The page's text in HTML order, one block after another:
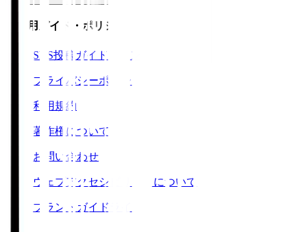
ご利用ガイド・ポリシー
SNS投稿ガイドライン
プライバシーポリシー
利用規約
著作権について
お問い合わせ
ウェブアクセシビリティについて
ブランドガイドライン